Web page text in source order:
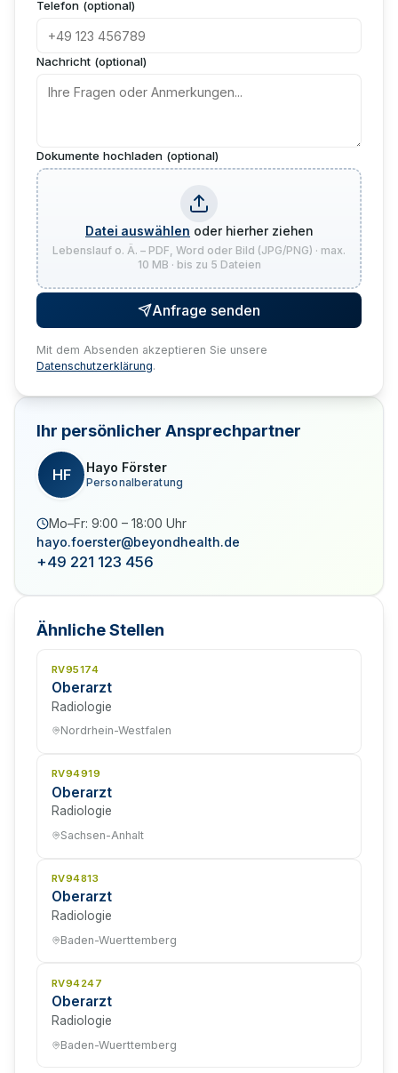
Telefon (optional)
Nachricht (optional)
Dokumente hochladen (optional)
Datei auswählen oder hierher ziehen
Lebenslauf o. Ä. – PDF, Word oder Bild (JPG/PNG) · max.
10 MB · bis zu 5 Dateien
Anfrage senden
Mit dem Absenden akzeptieren Sie unsere
Datenschutzerklärung.
Ihr persönlicher Ansprechpartner
HF Hayo Förster
Personalberatung
Mo–Fr: 9:00 – 18:00 Uhr
hayo.foerster@beyondhealth.de
+49 221 123 456
Ähnliche Stellen
RV95174
Oberarzt
Radiologie
Nordrhein-Westfalen
RV94919
Oberarzt
Radiologie
Sachsen-Anhalt
RV94813
Oberarzt
Radiologie
Baden-Wuerttemberg
RV94247
Oberarzt
Radiologie
Baden-Wuerttemberg